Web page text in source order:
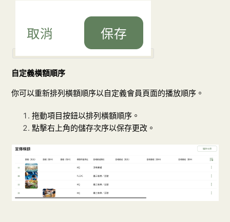
自定義橫額順序
你可以重新排列橫額順序以自定義會員頁面的播放順序。
拖動項目按鈕以排列橫額順序。
點擊右上角的儲存次序以保存更改。